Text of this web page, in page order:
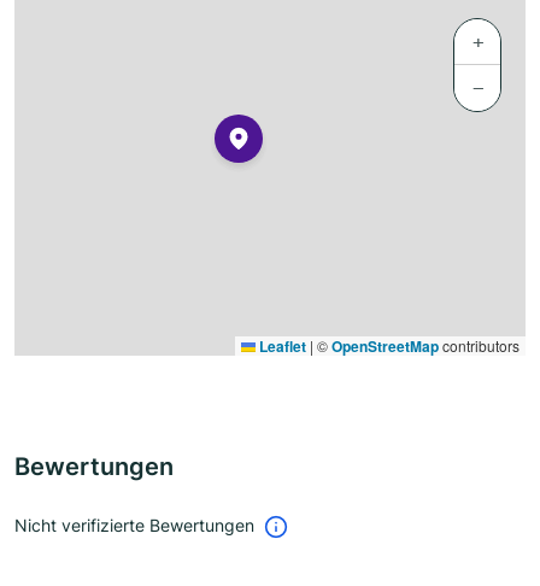
+
−
Leaflet | ©OpenStreetMapcontributors
Bewertungen
Nicht verifizierte Bewertungen